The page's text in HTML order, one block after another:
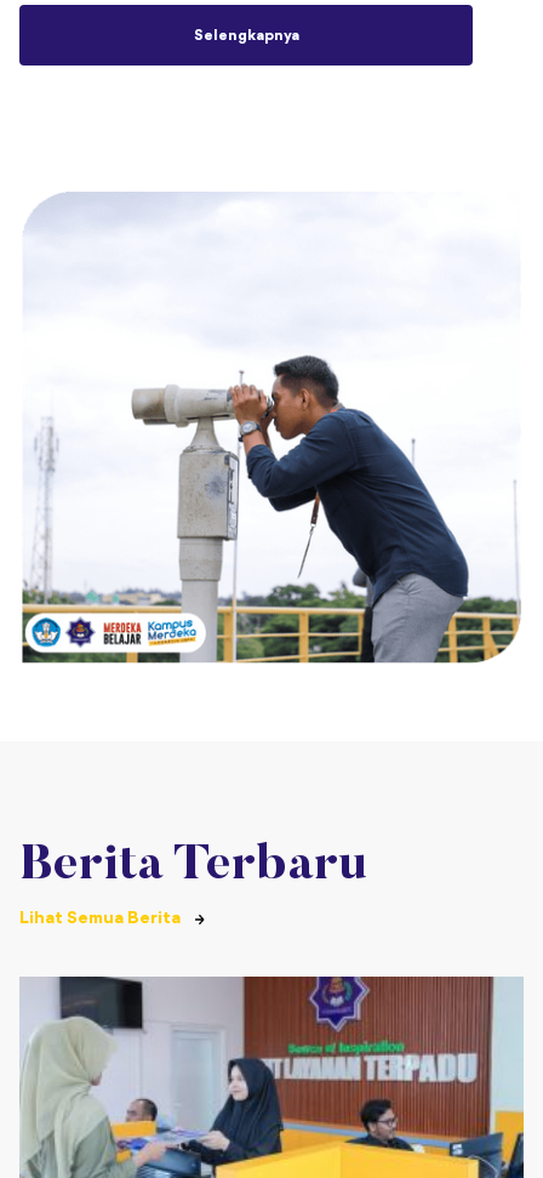
Selengkapnya
Berita Terbaru
Lihat Semua Berita